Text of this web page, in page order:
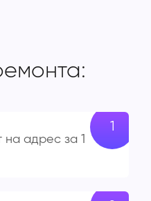
адрес за 1